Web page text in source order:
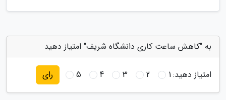
به "کاهش ساعت کاری دانشگاه شریف" امتیاز دهید
امتیاز دهید:1
2
3
4
5 رای